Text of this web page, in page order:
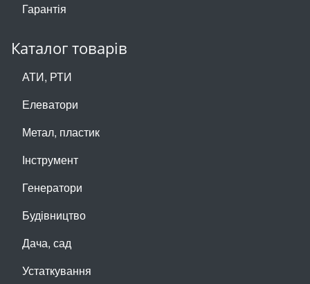
Гарантія
Каталог товарів
АТИ, РТИ
Елеватори
Метал, пластик
Інструмент
Генератори
Будівництво
Дача, сад
Устаткування